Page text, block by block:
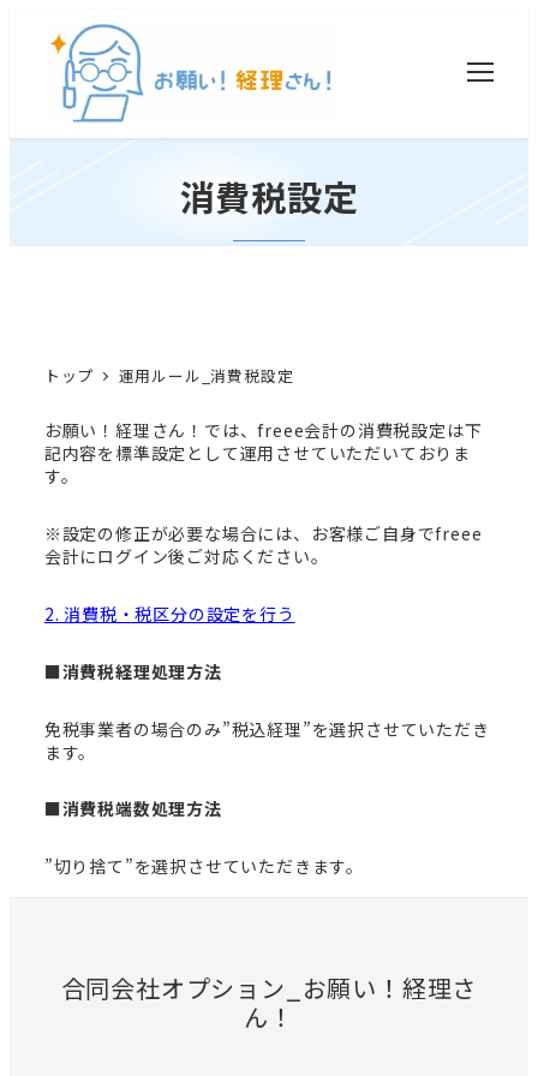
消費税設定
トップ 運用ルール_消費税設定
お願い！経理さん！では、freee会計の消費税設定は下
記内容を標準設定として運用させていただいておりま
す。
※設定の修正が必要な場合には、お客様ご自身でfreee
会計にログイン後ご対応ください。
2. 消費税・税区分の設定を行う
■消費税経理処理方法
免税事業者の場合のみ”税込経理”を選択させていただき
ます。
■消費税端数処理方法
”切り捨て”を選択させていただきます。
合同会社オプション_お願い！経理さ
ん！